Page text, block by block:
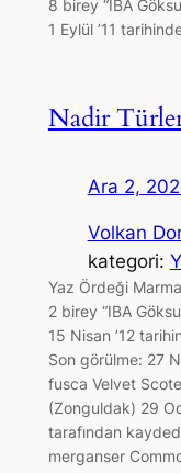
8 birey “IBA
1 Eylül ’11
Nadir
Ara 2,
Volkan
kategori:
Yaz Ördeği
2 birey “IBA
15 Nisan ’12
Son görülme: 27
fusca Velvet
(Zonguldak) 29
tarafından
merganser